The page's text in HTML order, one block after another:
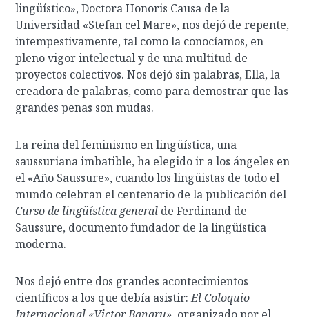
lingüístico», Doctora Honoris Causa de la
Universidad «Stefan cel Mare», nos dejó de repente,
intempestivamente, tal como la conocíamos, en
pleno vigor intelectual y de una multitud de
proyectos colectivos. Nos dejó sin palabras, Ella, la
creadora de palabras, como para demostrar que las
grandes penas son mudas.
La reina del feminismo en lingüística, una
saussuriana imbatible, ha elegido ir a los ángeles en
el «Año Saussure», cuando los lingüistas de todo el
mundo celebran el centenario de la publicación del
Curso de lingüística general de Ferdinand de
Saussure, documento fundador de la lingüística
moderna.
Nos dejó entre dos grandes acontecimientos
científicos a los que debía asistir:El Coloquio